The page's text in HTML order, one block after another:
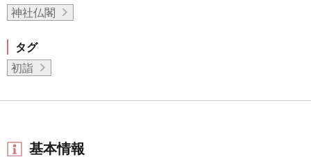
神社仏閣
タグ
初詣
基本情報